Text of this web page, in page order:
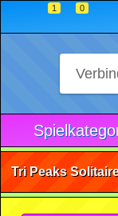
1 0